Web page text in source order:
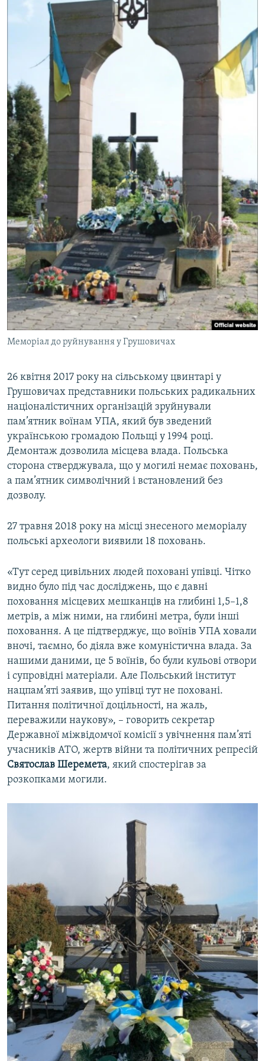
Меморіал до руйнування у Грушовичах
26 квітня 2017 року на сільському цвинтарі у
Грушовичах представники польських радикальних
націоналістичних організацій зруйнували
пам’ятник воїнам УПА, який був зведений
українською громадою Польщі у 1994 році.
Демонтаж дозволила місцева влада. Польська
сторона стверджувала, що у могилі немає поховань,
а пам’ятник символічний і встановлений без
дозволу.
27 травня 2018 року на місці знесеного меморіалу
польські археологи виявили 18 поховань.
«Тут серед цивільних людей поховані упівці. Чітко
видно було під час досліджень, що є давні
поховання місцевих мешканців на глибині 1,5–1,8
метрів, а між ними, на глибині метра, були інші
поховання. А це підтверджує, що воїнів УПА ховали
вночі, таємно, бо діяла вже комуністична влада. За
нашими даними, це 5 воїнів, бо були кульові отвори
і супровідні матеріали. Але Польський інститут
нацпам’яті заявив, що упівці тут не поховані.
Питання політичної доцільності, на жаль,
переважили наукову», – говорить секретар
Державної міжвідомчої комісії з увічнення пам’яті
учасників АТО, жертв війни та політичних репресій
Святослав Шеремета, який спостерігав за
розкопками могили.